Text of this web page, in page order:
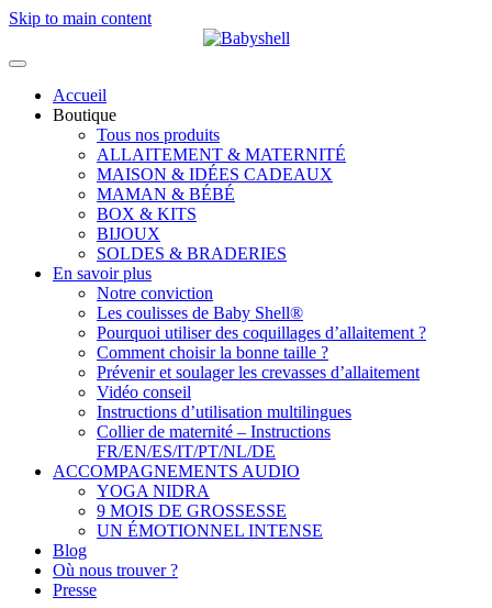
Skip to main content
Accueil
Boutique
Tous nos produits
ALLAITEMENT & MATERNITÉ
MAISON & IDÉES CADEAUX
MAMAN & BÉBÉ
BOX & KITS
BIJOUX
SOLDES & BRADERIES
En savoir plus
Notre conviction
Les coulisses de Baby Shell®
Pourquoi utiliser des coquillages d’allaitement ?
Comment choisir la bonne taille ?
Prévenir et soulager les crevasses d’allaitement
Vidéo conseil
Instructions d’utilisation multilingues
Collier de maternité – Instructions
FR/EN/ES/IT/PT/NL/DE
ACCOMPAGNEMENTS AUDIO
YOGA NIDRA
9 MOIS DE GROSSESSE
UN ÉMOTIONNEL INTENSE
Blog
Où nous trouver ?
Presse